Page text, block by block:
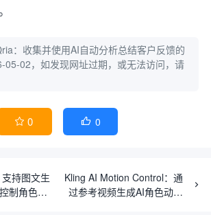
：收集并使用AI自动分析总结客户反馈的
05-02，如发现网址过期，或无法访问，请
 0  0
持图文生
制角色动
Kling AI Motion Control：通
过参考视频生成AI角色动作